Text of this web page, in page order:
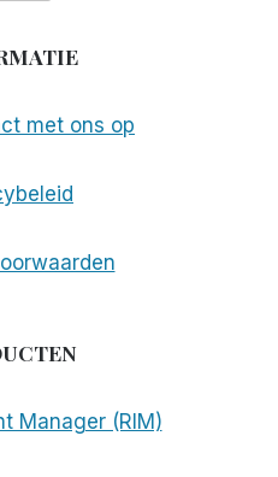
met ons op
Manager (RIM)